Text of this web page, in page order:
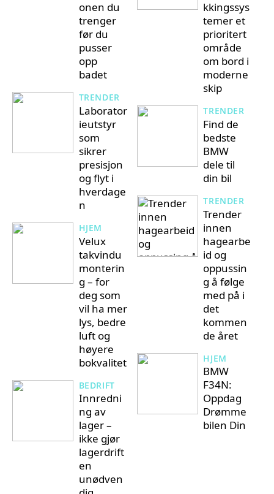
onen du
trenger
før du
pusser
opp
badet
TRENDER
Laborator
ieutstyr
som
sikrer
presisjon
og flyt i
hverdage
n
HJEM
Velux
takvindu
monterin
g – for
deg som
vil ha mer
lys, bedre
luft og
høyere
bokvalitet
BEDRIFT
Innredni
ng av
lager –
ikke gjør
lagerdrift
en
unødven
kkingssys
temer et
prioritert
område
om bord i
moderne
skip
TRENDER
Find de
bedste
BMW
dele til
din bil
TRENDER
Trender
innen
hagearbe
id og
oppussin
g å følge
med på i
det
kommen
de året
HJEM
BMW
F34N:
Oppdag
Drømme
bilen Din